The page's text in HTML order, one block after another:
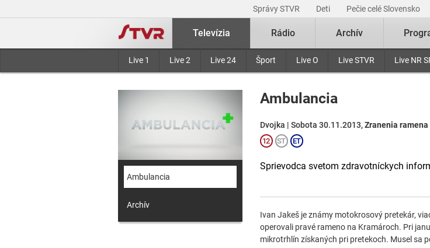
Správy STVR Deti Pečie celé Slovensko
Televízia
Live 1 Live 2 Live 24 Šport Live O Live STVR Live NR
Rádio Archív
Ambulancia
Archív
Ambulancia
Dvojka | Sobota 30.11.2013,Zranenia ramena
Sprievodca svetom zdravotníckych
Ivan Jakeš je známy motokrosový pretekár,
operovali pravé rameno na Kramároch. Pri
mikrotrhlín získaných pri pretekoch. Musel sa